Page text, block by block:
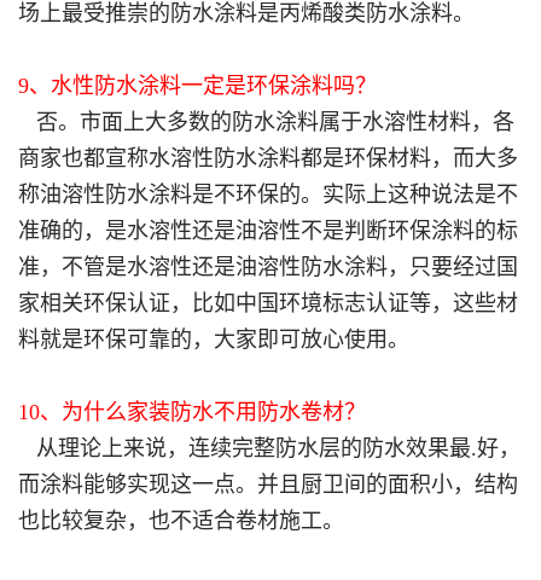
场上最受推崇的防水涂料是丙烯酸类防水涂料。
9、水性防水涂料一定是环保涂料吗？
否。市面上大多数的防水涂料属于水溶性材料，各
商家也都宣称水溶性防水涂料都是环保材料，而大多
称油溶性防水涂料是不环保的。实际上这种说法是不
准确的，是水溶性还是油溶性不是判断环保涂料的标
准，不管是水溶性还是油溶性防水涂料，只要经过国
家相关环保认证，比如中国环境标志认证等，这些材
料就是环保可靠的，大家即可放心使用。
10、为什么家装防水不用防水卷材？
从理论上来说，连续完整防水层的防水效果最.好，
而涂料能够实现这一点。并且厨卫间的面积小，结构
也比较复杂，也不适合卷材施工。